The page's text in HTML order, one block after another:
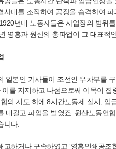
대를 조직하여 공장을 습격하여
년대 노동자들은 사업장의 범위
영흥과 원산의 총파업이 그 대표적
일본인 기사들이 조선인 우차부를
를 지지하고 나섬으로써 이목이
의 지도 하에 8시간노동제 실시,
내걸고 파업을 벌였죠. 원산노동연
니다.
하거나 구속하였고 ‘영흥인쇄공조